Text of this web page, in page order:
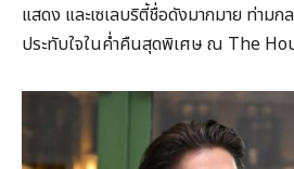
แสดง และเซเลบริตี้ชื่อดังมากมาย ท่ามก
ประทับใจในค่ำคืนสุดพิเศษ ณ The